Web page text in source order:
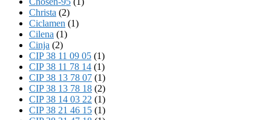
Christa (2)
Ciclamen (1)
Cilena (1)
Cinja (2)
CIP 38 11 09 05 (1)
CIP 38 11 78 14 (1)
CIP 38 13 78 07 (1)
CIP 38 13 78 18 (2)
CIP 38 14 03 22 (1)
CIP 38 21 46 15 (1)